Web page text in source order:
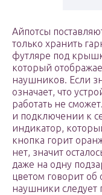
Айпотсы
только хранить
футляре под
который
наушников. Если
означает, что
работать не
и подключении к
индикатор,
кнопка горит
нет, значит
даже на одну
цветом говорит
наушники следует